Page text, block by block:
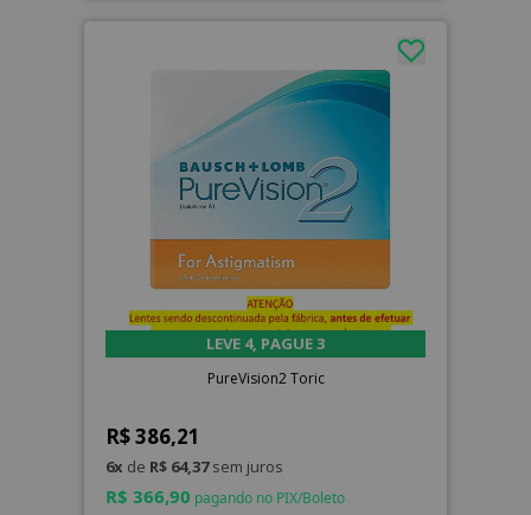
LEVE 4, PAGUE 3
PureVision2 Toric
R$ 386,21
6x de R$ 64,37sem juros
R$ 366,90 pagando no PIX/Boleto